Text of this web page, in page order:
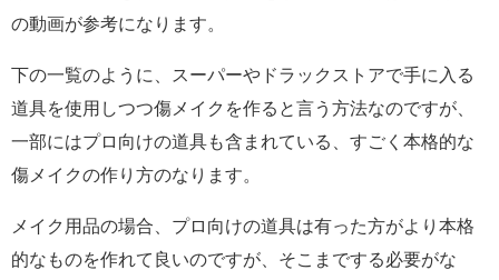
の動画が参考になります。
下の一覧のように、スーパーやドラックストアで手に入る
道具を使用しつつ傷メイクを作ると言う方法なのですが、
一部にはプロ向けの道具も含まれている、すごく本格的な
傷メイクの作り方のなります。
メイク用品の場合、プロ向けの道具は有った方がより本格
的なものを作れて良いのですが、そこまでする必要がな